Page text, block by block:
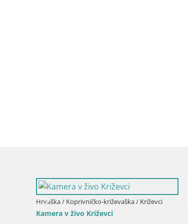
Hrvaška / Koprivničko-križevaška / Križevci
Kamera v živo Križevci